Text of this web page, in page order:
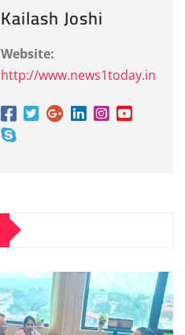
Kailash Joshi
Website:
http://www.news1today.in